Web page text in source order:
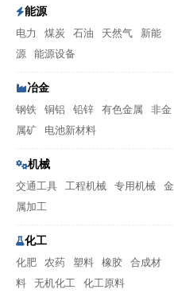
能源
电力 煤炭 石油 天然气
新能
源
能源设备
冶金
钢铁 铜铝 铅锌 有色金属
非金
属矿
电池新材料
机械
交通工具 工程机械 专用机械
金
属加工
化工
化肥 农药 塑料 橡胶
合成材
料
无机化工 化工原料